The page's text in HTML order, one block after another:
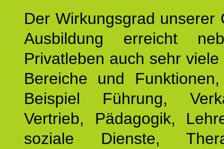
Der Wirkungsgrad unserer
Ausbildung erreicht
Privatleben auch sehr
Bereiche und
Beispiel Führung,
Vertrieb, Pädagogik,
soziale Dienste,